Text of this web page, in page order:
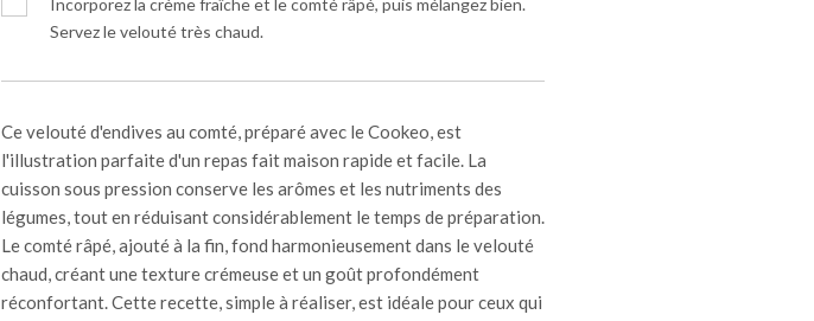
Incorporez la crème fraîche et le comté râpé, puis mélangez bien.
Servez le velouté très chaud.
Ce velouté d'endives au comté, préparé avec le Cookeo, est
l'illustration parfaite d'un repas fait maison rapide et facile. La
cuisson sous pression conserve les arômes et les nutriments des
légumes, tout en réduisant considérablement le temps de préparation.
Le comté râpé, ajouté à la fin, fond harmonieusement dans le velouté
chaud, créant une texture crémeuse et un goût profondément
réconfortant. Cette recette, simple à réaliser, est idéale pour ceux qui